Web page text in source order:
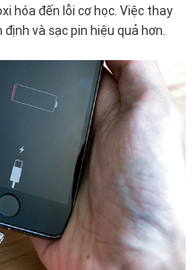
hóa đến lỗi cơ học. Việc thay
và sạc pin hiệu quả hơn.